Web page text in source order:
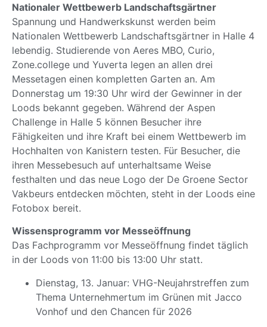
Nationaler Wettbewerb Landschaftsgärtner
Spannung und Handwerkskunst werden beim
Nationalen Wettbewerb Landschaftsgärtner in Halle 4
lebendig. Studierende von Aeres MBO, Curio,
Zone.college und Yuverta legen an allen drei
Messetagen einen kompletten Garten an. Am
Donnerstag um 19:30 Uhr wird der Gewinner in der
Loods bekannt gegeben. Während der Aspen
Challenge in Halle 5 können Besucher ihre
Fähigkeiten und ihre Kraft bei einem Wettbewerb im
Hochhalten von Kanistern testen. Für Besucher, die
ihren Messebesuch auf unterhaltsame Weise
festhalten und das neue Logo der De Groene Sector
Vakbeurs entdecken möchten, steht in der Loods eine
Fotobox bereit.
Wissensprogramm vor Messeöffnung
Das Fachprogramm vor Messeöffnung findet täglich
in der Loods von 11:00 bis 13:00 Uhr statt.
Dienstag, 13. Januar: VHG-Neujahrstreffen zum
Thema Unternehmertum im Grünen mit Jacco
Vonhof und den Chancen für 2026